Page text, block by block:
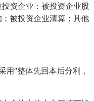
资企业：被投资企业股
被投资企业清算；其他
用“整体先回本后分利，